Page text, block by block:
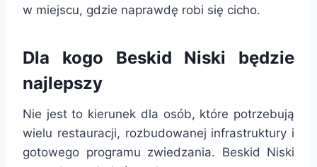
w miejscu, gdzie naprawdę robi się cicho.
Dla kogo Beskid Niski będzie
najlepszy
Nie jest to kierunek dla osób, które potrzebują
wielu restauracji, rozbudowanej infrastruktury i
gotowego programu zwiedzania. Beskid Niski